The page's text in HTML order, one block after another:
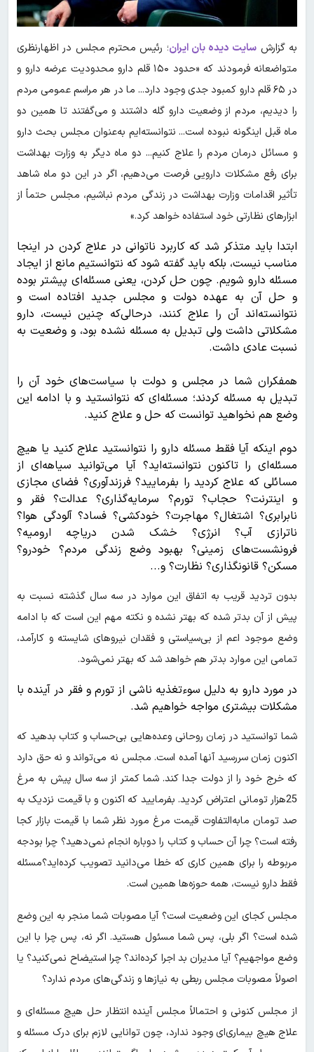
به گزارش سایت دیده بان ایران؛ رئیس محترم مجلس در اظهارنظری
متواضعانه فرمودند که «حدود ۱۵۰ قلم دارو محدودیت عرضه دارو و
در ۶۵ قلم دارو کمبود جدی وجود دارد... ما در هر مراسم عمومی مردم
را دیدیم، مردم از وضعیت دارو گله داشتند و می‌گفتند تا همین دو
ماه قبل اینگونه نبوده است... نتوانسته‌ایم به‌عنوان مجلس بحث دارو
و مسائل درمان مردم را علاج کنیم... دو ماه دیگر به وزارت بهداشت
برای رفع مشکلات دارویی فرصت می‌دهیم، اگر در این دو ماه شاهد
تأثیر اقدامات وزارت بهداشت در زندگی مردم نباشیم، مجلس حتماً از
ابزارهای نظارتی خود استفاده خواهد کرد.»
ابتدا باید متذکر شد که کاربرد ناتوانی در علاج کردن در اینجا
مناسب نیست، بلکه باید گفته شود که نتوانستیم مانع از ایجاد
مسئله دارو شویم. چون حل کردن، یعنی مسئله‌ای پیشتر بوده
و حل آن به عهده دولت و مجلس جدید افتاده است و
نتوانسته‌اند آن را علاج کنند، درحالی‌که چنین نیست، دارو
مشکلاتی داشت ولی تبدیل به مسئله نشده بود، و وضعیت به
نسبت عادی داشت.
همفکران شما در مجلس و دولت با سیاست‌های خود آن را
تبدیل به مسئله کردند؛ مسئله‌ای که نتوانستید و با ادامه این
وضع هم نخواهید توانست که حل و علاج کنید.
دوم اینکه آیا فقط مسئله دارو را نتوانستید علاج کنید یا هیچ
مسئله‌ای را تاکنون نتوانسته‌اید؟ آیا می‌توانید سیاهه‌ای از
مسائلی که علاج کردید را بفرمایید؟ فرزندآوری؟ فضای مجازی
و اینترنت؟ حجاب؟ تورم؟ سرمایه‌گذاری؟ عدالت؟ فقر و
نابرابری؟ اشتغال؟ مهاجرت؟ خودکشی؟ فساد؟ آلودگی هوا؟
ناترازی آب؟ انرژی؟ خشک شدن دریاچه ارومیه؟
فرونشست‌های زمینی؟ بهبود وضع زندگی مردم؟ خودرو؟
مسکن؟ قانونگذاری؟ نظارت؟ و...
بدون تردید قریب به اتفاق این موارد در سه سال گذشته نسبت به
پیش از آن بدتر شده که بهتر نشده و نکته مهم این است که با ادامه
وضع موجود اعم از بی‌سیاستی و فقدان نیروهای شایسته و کارآمد،
تمامی این موارد بدتر هم خواهد شد که بهتر نمی‌شود.
در مورد دارو به دلیل سوءتغذیه ناشی از تورم و فقر در آینده با
مشکلات بیشتری مواجه خواهیم شد.
شما توانستید در زمان روحانی وعده‌هایی بی‌حساب و کتاب بدهید که
اکنون زمان سررسید آنها آمده است. مجلس نه می‌تواند و نه حق دارد
که خرج خود را از دولت جدا کند. شما کمتر از سه سال پیش به مرغ
25هزار تومانی اعتراض کردید. بفرمایید که اکنون و با قیمت نزدیک به
صد تومان مابه‌التفاوت قیمت مرغ مورد نظر شما با قیمت بازار کجا
رفته است؟ چرا آن حساب و کتاب را دوباره انجام نمی‌دهید؟ چرا بودجه
مربوطه را برای همین کاری که خطا می‌دانید تصویب کرده‌اید؟مسئله
فقط دارو نیست، همه حوزه‌ها همین است.
مجلس کجای این وضعیت است؟ آیا مصوبات شما منجر به این وضع
شده است؟ اگر بلی، پس شما مسئول هستید. اگر نه، پس چرا با این
وضع مواجهیم؟ آیا مدیران بد اجرا کرده‌اند؟ چرا استیضاح نمی‌کنید؟ یا
اصولاً مصوبات مجلس ربطی به نیازها و زندگی‌های مردم ندارد؟
از مجلس کنونی و احتمالاً مجلس آینده انتظار حل هیچ مسئله‌ای و
علاج هیچ بیماری‌ای وجود ندارد، چون توانایی لازم برای درک مسئله و